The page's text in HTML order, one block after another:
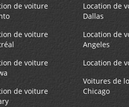
de voiture
de voiture
de voiture
de voiture
Location de
Dallas
Location de
Angeles
Location de
Voitures de
Chicago